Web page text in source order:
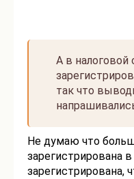
А в налоговой
так что
Не думаю что
зарегистрирована
зарегистрирована,